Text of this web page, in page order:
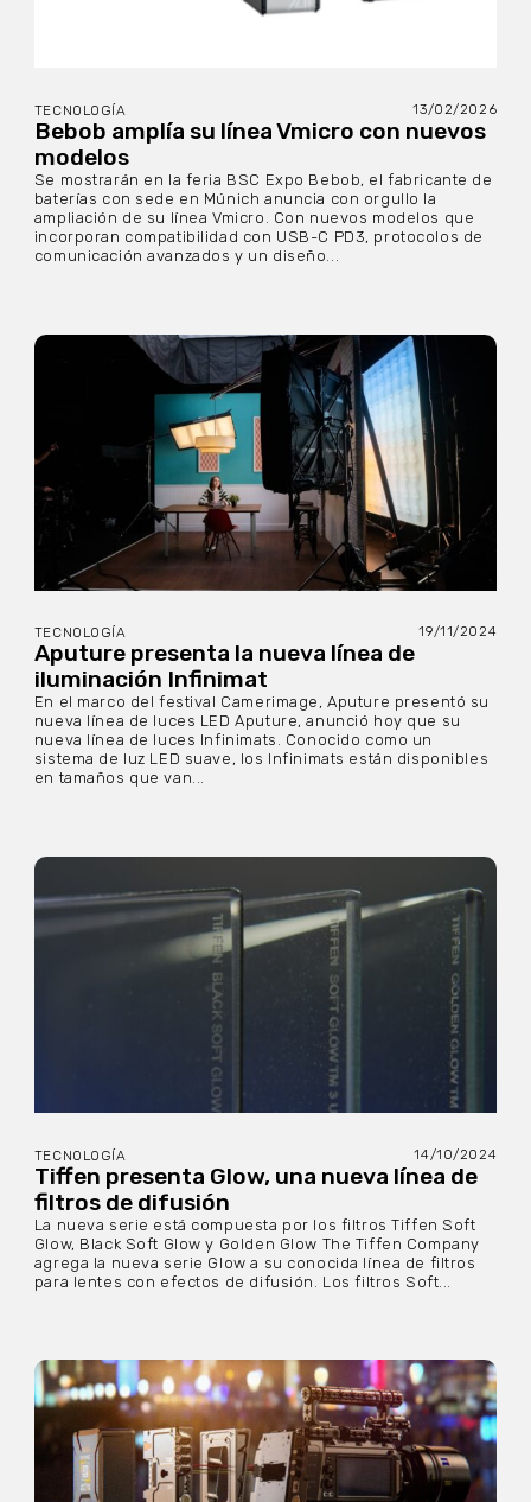
TECNOLOGÍA 13/02/2026
Bebob amplía su línea Vmicro con nuevos
modelos
Se mostrarán en la feria BSC Expo Bebob, el fabricante de
baterías con sede en Múnich anuncia con orgullo la
ampliación de su línea Vmicro. Con nuevos modelos que
incorporan compatibilidad con USB-C PD3, protocolos de
comunicación avanzados y un diseño...
TECNOLOGÍA 19/11/2024
Aputure presenta la nueva línea de
iluminación Infinimat
En el marco del festival Camerimage, Aputure presentó su
nueva línea de luces LED Aputure, anunció hoy que su
nueva línea de luces Infinimats. Conocido como un
sistema de luz LED suave, los Infinimats están disponibles
en tamaños que van...
TECNOLOGÍA 14/10/2024
Tiffen presenta Glow, una nueva línea de
filtros de difusión
La nueva serie está compuesta por los filtros Tiffen Soft
Glow, Black Soft Glow y Golden Glow The Tiffen Company
agrega la nueva serie Glow a su conocida línea de filtros
para lentes con efectos de difusión. Los filtros Soft...